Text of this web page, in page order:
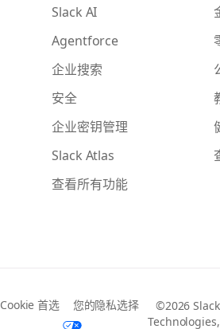
Slack AI
Agentforce
企业搜索
安全
企业密钥管理
Slack Atlas
查看所有功能
Cookie 首选
您的隐私选择
©2026 Slack
Technologies,